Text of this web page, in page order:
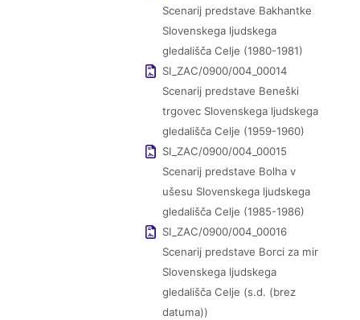
Scenarij predstave Bakhantke
Slovenskega ljudskega
gledališča Celje (1980-1981)
SI_ZAC/0900/004_00014
Scenarij predstave Beneški
trgovec Slovenskega ljudskega
gledališča Celje (1959-1960)
SI_ZAC/0900/004_00015
Scenarij predstave Bolha v
ušesu Slovenskega ljudskega
gledališča Celje (1985-1986)
SI_ZAC/0900/004_00016
Scenarij predstave Borci za mir
Slovenskega ljudskega
gledališča Celje (s.d. (brez
datuma))